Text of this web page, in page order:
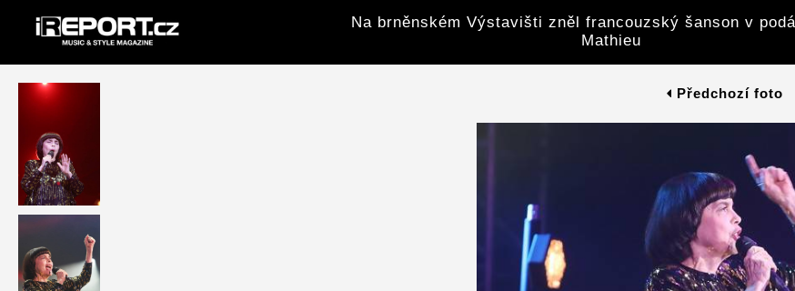
Na brněnském Výstavišti zněl francouzský šanson v
Mathieu
Předchozí foto